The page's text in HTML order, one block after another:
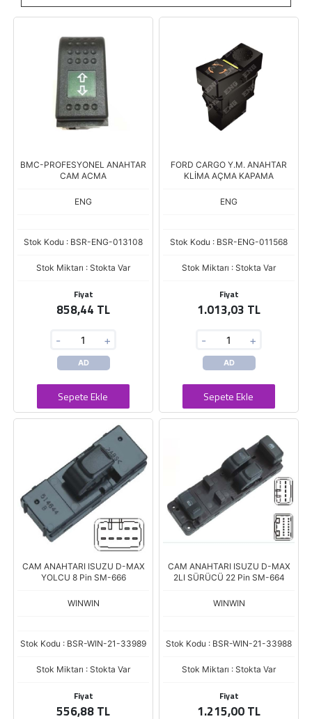
BMC-PROFESYONEL ANAHTAR
CAM ACMA
ENG
Stok Kodu : BSR-ENG-013108
Stok Miktarı : Stokta Var
Fiyat
858,44 TL
- +
AD
Sepete Ekle
FORD CARGO Y.M. ANAHTAR
KLİMA AÇMA KAPAMA
ENG
Stok Kodu : BSR-ENG-011568
Stok Miktarı : Stokta Var
Fiyat
1.013,03 TL
- +
AD
Sepete Ekle
CAM ANAHTARI ISUZU D-MAX
YOLCU 8 Pin SM-666
WINWIN
Stok Kodu : BSR-WIN-21-33989
Stok Miktarı : Stokta Var
Fiyat
556,88 TL
CAM ANAHTARI ISUZU D-MAX
2LI SÜRÜCÜ 22 Pin SM-664
WINWIN
Stok Kodu : BSR-WIN-21-33988
Stok Miktarı : Stokta Var
Fiyat
1.215,00 TL